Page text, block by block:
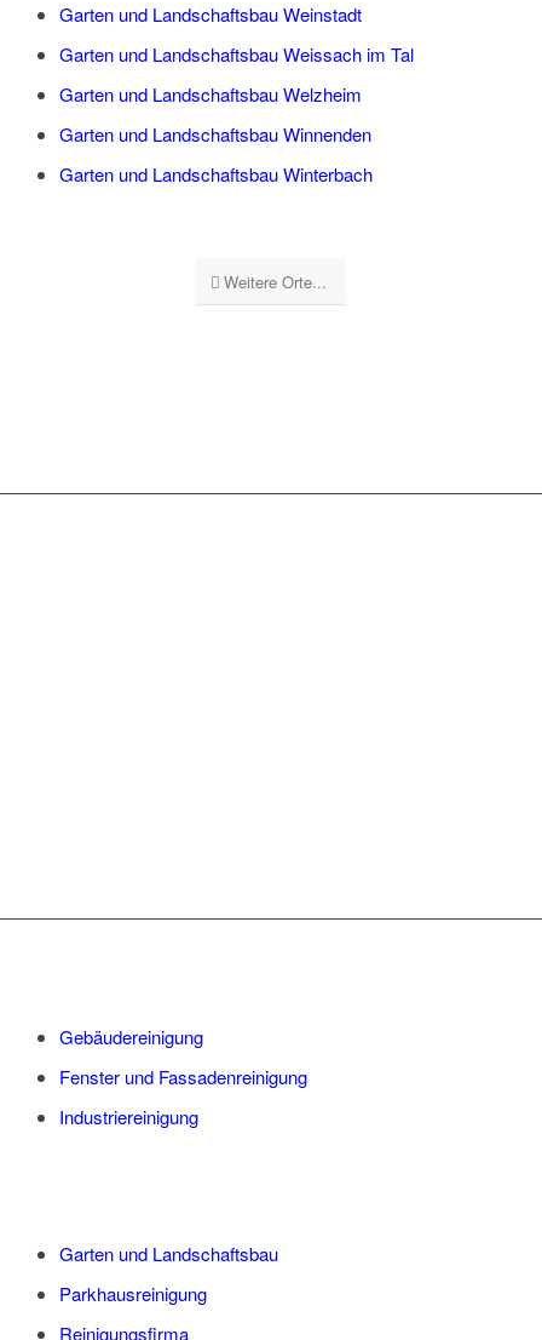
Garten und Landschaftsbau Weinstadt
Garten und Landschaftsbau Weissach im Tal
Garten und Landschaftsbau Welzheim
Garten und Landschaftsbau Winnenden
Garten und Landschaftsbau Winterbach
Weitere Orte...
Gebäudereinigung
Fenster und Fassadenreinigung
Industriereinigung
Garten und Landschaftsbau
Parkhausreinigung
Reinigungsfirma